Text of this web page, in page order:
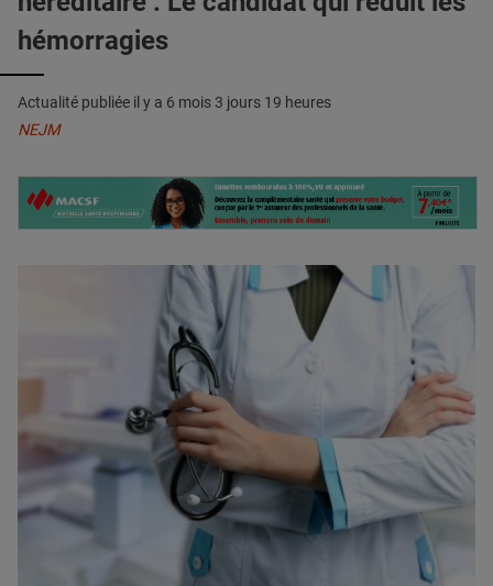
CRÉDITS
hémorragies
Actualité publiée il y a 6 mois 3 jours 19 heures
NEJM